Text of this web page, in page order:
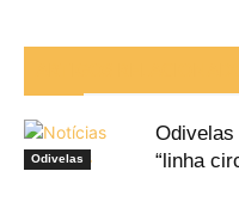
Odivelas
Odivelas
“linha